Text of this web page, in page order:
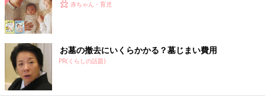
赤ちゃん・育児
お墓の撤去にいくらかかる？墓じまい費用
PR(くらしの話題)